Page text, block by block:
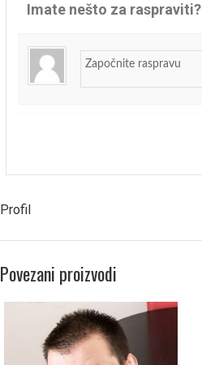
Imate nešto za raspraviti?
Profil
Povezani proizvodi